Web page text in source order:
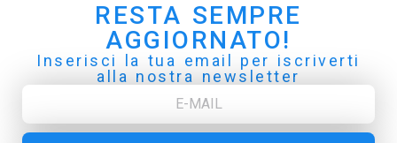
RESTA SEMPRE
AGGIORNATO!
Inserisci la tua email per iscriverti
alla nostra newsletter